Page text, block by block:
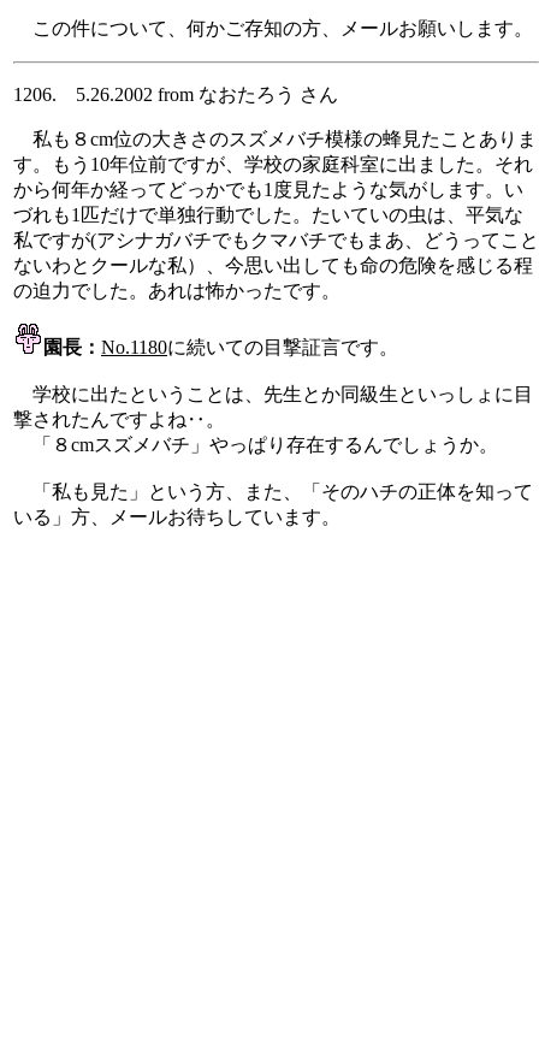
この件について、何かご存知の方、メールお願いします。
1206. 5.26.2002 from なおたろう さん
私も８cm位の大きさのスズメバチ模様の蜂見たことありま
す。もう10年位前ですが、学校の家庭科室に出ました。それ
から何年か経ってどっかでも1度見たような気がします。い
づれも1匹だけで単独行動でした。たいていの虫は、平気な
私ですが(アシナガバチでもクマバチでもまあ、どうってこと
ないわとクールな私）、今思い出しても命の危険を感じる程
の迫力でした。あれは怖かったです。
園長： No.1180に続いての目撃証言です。
学校に出たということは、先生とか同級生といっしょに目
撃されたんですよね‥。
「８cmスズメバチ」やっぱり存在するんでしょうか。
「私も見た」という方、また、「そのハチの正体を知って
いる」方、メールお待ちしています。